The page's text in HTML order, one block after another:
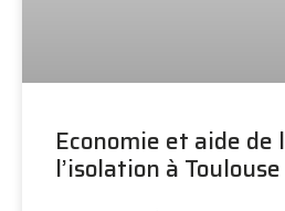
Economie et aide de
l’isolation à Toulouse